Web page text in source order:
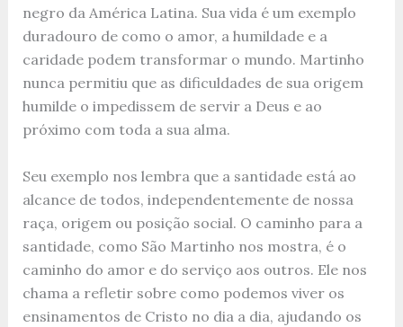
negro da América Latina. Sua vida é um exemplo
duradouro de como o amor, a humildade e a
caridade podem transformar o mundo. Martinho
nunca permitiu que as dificuldades de sua origem
humilde o impedissem de servir a Deus e ao
próximo com toda a sua alma.
Seu exemplo nos lembra que a santidade está ao
alcance de todos, independentemente de nossa
raça, origem ou posição social. O caminho para a
santidade, como São Martinho nos mostra, é o
caminho do amor e do serviço aos outros. Ele nos
chama a refletir sobre como podemos viver os
ensinamentos de Cristo no dia a dia, ajudando os